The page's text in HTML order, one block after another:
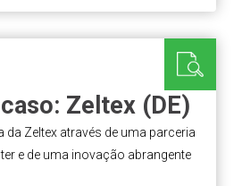
Zeltex (DE)
da Zeltex através de uma parceria
e de uma inovação abrangente